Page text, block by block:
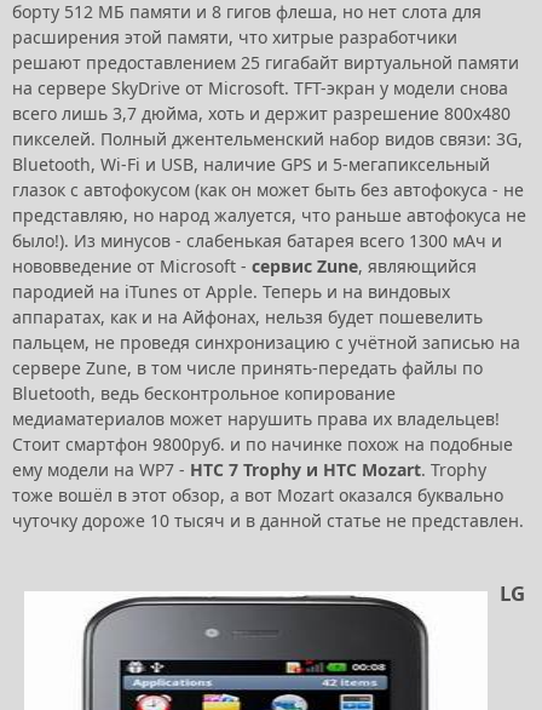
борту 512 МБ памяти и 8 гигов флеша, но нет слота для
расширения этой памяти, что хитрые разработчики
решают предоставлением 25 гигабайт виртуальной памяти
на сервере SkyDrive от Microsoft. TFT-экран у модели снова
всего лишь 3,7 дюйма, хоть и держит разрешение 800x480
пикселей. Полный джентельменский набор видов связи: 3G,
Bluetooth, Wi-Fi и USB, наличие GPS и 5-мегапиксельный
глазок с автофокусом (как он может быть без автофокуса - не
представляю, но народ жалуется, что раньше автофокуса не
было!). Из минусов - слабенькая батарея всего 1300 мАч и
нововведение от Microsoft - сервис Zune, являющийся
пародией на iTunes от Apple. Теперь и на виндовых
аппаратах, как и на Айфонах, нельзя будет пошевелить
пальцем, не проведя синхронизацию с учётной записью на
сервере Zune, в том числе принять-передать файлы по
Bluetooth, ведь бесконтрольное копирование
медиаматериалов может нарушить права их владельцев!
Стоит смартфон 9800руб. и по начинке похож на подобные
ему модели на WP7 - HTC 7 Trophy и HTC Mozart. Trophy
тоже вошёл в этот обзор, а вот Mozart оказался буквально
чуточку дороже 10 тысяч и в данной статье не представлен.
LG